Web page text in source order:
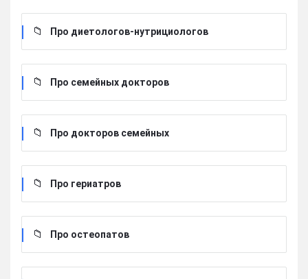
Про диетологов-нутрициологов
Про семейных докторов
Про докторов семейных
Про гериатров
Про остеопатов